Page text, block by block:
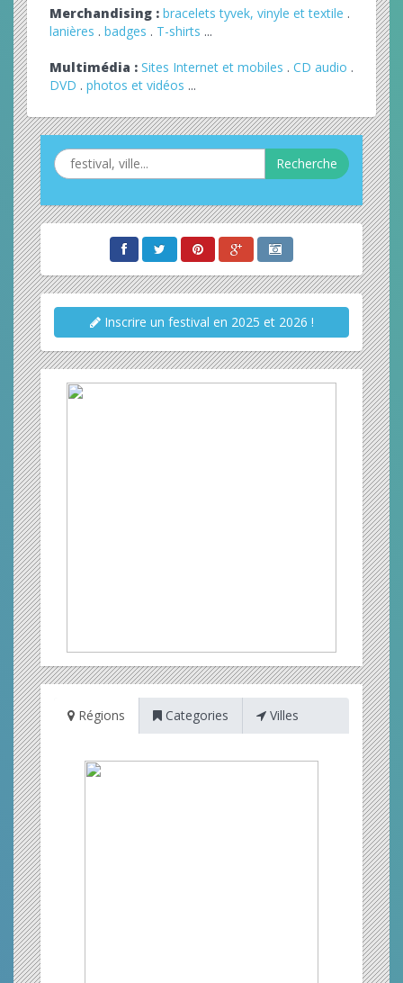
Merchandising : bracelets tyvek, vinyle et textile .
lanières . badges . T-shirts ...
Multimédia : Sites Internet et mobiles . CD audio .
DVD . photos et vidéos ...
Recherche
Inscrire un festival en 2025 et 2026 !
Régions Categories Villes